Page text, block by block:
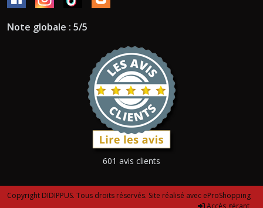
Note globale : 5/5
601 avis clients
Copyright DIDIPPUS. Tous droits réservés. Site réalisé avec eProShopping
Accès gérant